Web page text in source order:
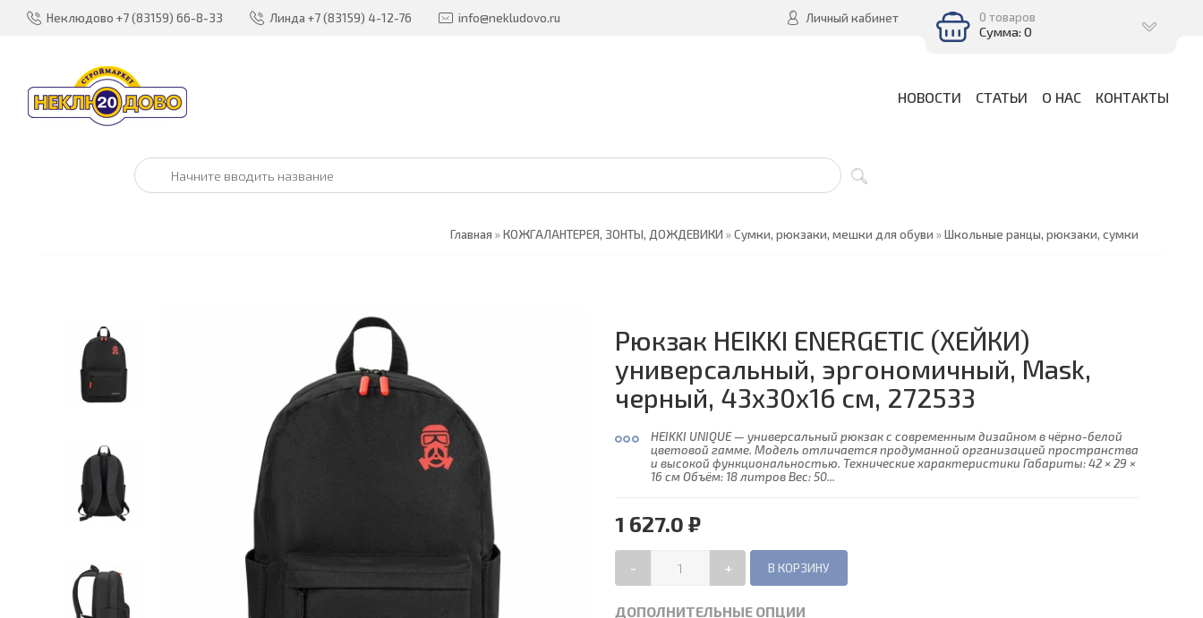
Неклюдово +7 (83159) 66-8-33 Линда +7 (83159) 4-12-76 info@nekludovo.ru Личный кабинет 0 товаров
Сумма: 0
НОВОСТИ СТАТЬИ О НАС КОНТАКТЫ
Главная »КОЖГАЛАНТЕРЕЯ, ЗОНТЫ, ДОЖДЕВИКИ »Сумки, рюкзаки, мешки для обуви »Школьные ранцы, рюкзаки, сумки
Рюкзак HEIKKI ENERGETIC (ХЕЙКИ)
универсальный, эргономичный, Mask,
черный, 43х30х16 см, 272533
HEIKKI UNIQUE — универсальный рюкзак с современным дизайном в чёрно-белой
цветовой гамме. Модель отличается продуманной организацией пространства
и высокой функциональностью. Технические характеристики Габариты: 42 × 29 ×
16 см Объём: 18 литров Вес: 50...
1 627.0 ₽
- +
ДОПОЛНИТЕЛЬНЫЕ ОПЦИИ